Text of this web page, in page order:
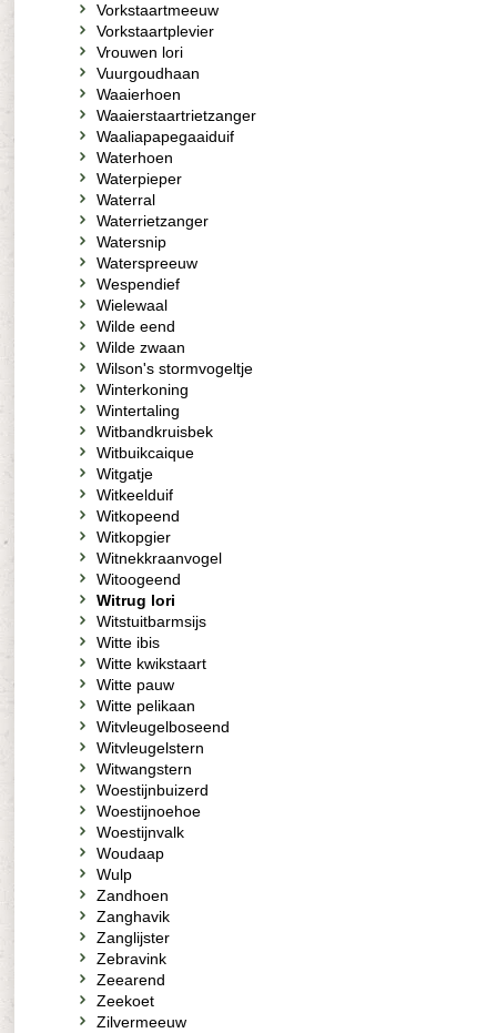
Vorkstaartmeeuw
Vorkstaartplevier
Vrouwen lori
Vuurgoudhaan
Waaierhoen
Waaierstaartrietzanger
Waaliapapegaaiduif
Waterhoen
Waterpieper
Waterral
Waterrietzanger
Watersnip
Waterspreeuw
Wespendief
Wielewaal
Wilde eend
Wilde zwaan
Wilson's stormvogeltje
Winterkoning
Wintertaling
Witbandkruisbek
Witbuikcaique
Witgatje
Witkeelduif
Witkopeend
Witkopgier
Witnekkraanvogel
Witoogeend
Witrug lori
Witstuitbarmsijs
Witte ibis
Witte kwikstaart
Witte pauw
Witte pelikaan
Witvleugelboseend
Witvleugelstern
Witwangstern
Woestijnbuizerd
Woestijnoehoe
Woestijnvalk
Woudaap
Wulp
Zandhoen
Zanghavik
Zanglijster
Zebravink
Zeearend
Zeekoet
Zilvermeeuw